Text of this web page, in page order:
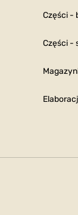
Części -
Części -